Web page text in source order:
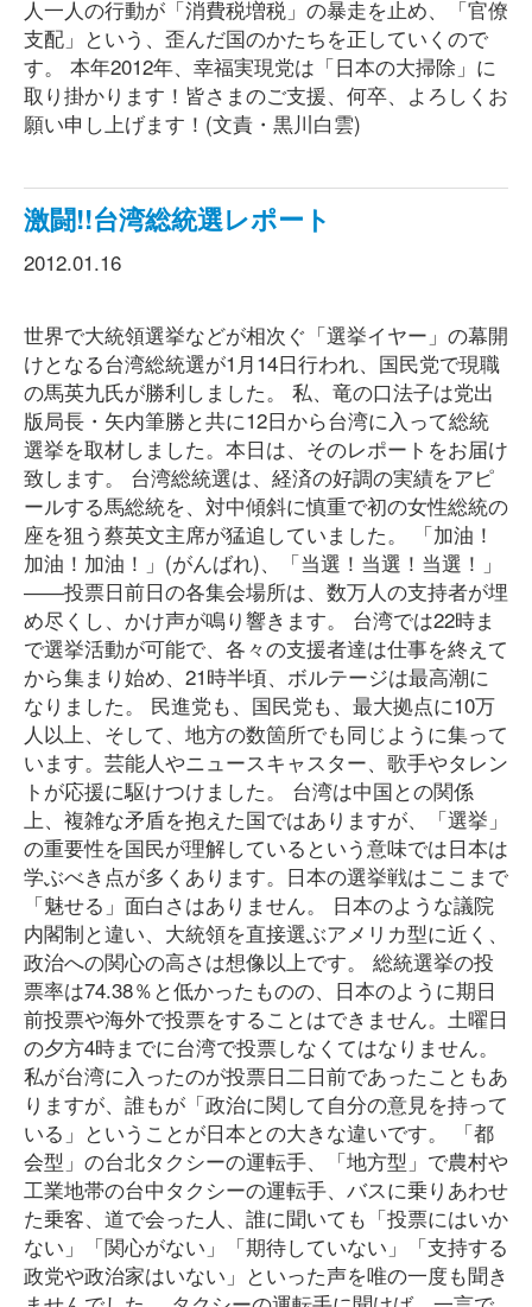
人一人の行動が「消費税増税」の暴走を止め、「官僚
支配」という、歪んだ国のかたちを正していくので
す。 本年2012年、幸福実現党は「日本の大掃除」に
取り掛かります！皆さまのご支援、何卒、よろしくお
願い申し上げます！(文責・黒川白雲)
激闘!!台湾総統選レポート
2012.01.16
世界で大統領選挙などが相次ぐ「選挙イヤー」の幕開
けとなる台湾総統選が1月14日行われ、国民党で現職
の馬英九氏が勝利しました。 私、竜の口法子は党出
版局長・矢内筆勝と共に12日から台湾に入って総統
選挙を取材しました。本日は、そのレポートをお届け
致します。 台湾総統選は、経済の好調の実績をアピ
ールする馬総統を、対中傾斜に慎重で初の女性総統の
座を狙う蔡英文主席が猛追していました。 「加油！
加油！加油！」(がんばれ)、「当選！当選！当選！」
――投票日前日の各集会場所は、数万人の支持者が埋
め尽くし、かけ声が鳴り響きます。 台湾では22時ま
で選挙活動が可能で、各々の支援者達は仕事を終えて
から集まり始め、21時半頃、ボルテージは最高潮に
なりました。 民進党も、国民党も、最大拠点に10万
人以上、そして、地方の数箇所でも同じように集って
います。芸能人やニュースキャスター、歌手やタレン
トが応援に駆けつけました。 台湾は中国との関係
上、複雑な矛盾を抱えた国ではありますが、「選挙」
の重要性を国民が理解しているという意味では日本は
学ぶべき点が多くあります。日本の選挙戦はここまで
「魅せる」面白さはありません。 日本のような議院
内閣制と違い、大統領を直接選ぶアメリカ型に近く、
政治への関心の高さは想像以上です。 総統選挙の投
票率は74.38％と低かったものの、日本のように期日
前投票や海外で投票をすることはできません。土曜日
の夕方4時までに台湾で投票しなくてはなりません。
私が台湾に入ったのが投票日二日前であったこともあ
りますが、誰もが「政治に関して自分の意見を持って
いる」ということが日本との大きな違いです。 「都
会型」の台北タクシーの運転手、「地方型」で農村や
工業地帯の台中タクシーの運転手、バスに乗りあわせ
た乗客、道で会った人、誰に聞いても「投票にはいか
ない」「関心がない」「期待していない」「支持する
政党や政治家はいない」といった声を唯の一度も聞き